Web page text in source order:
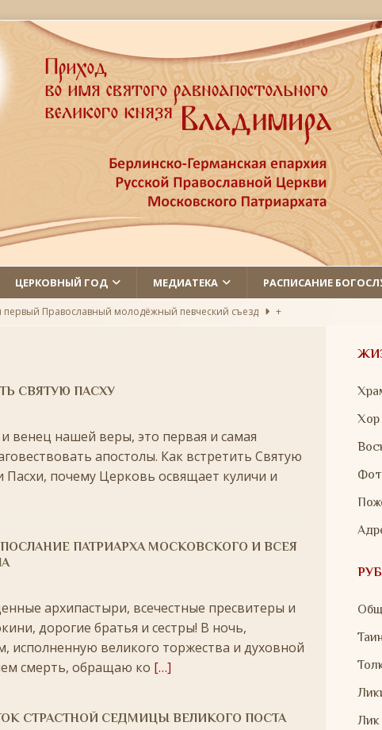
ЦЕРКОВНЫЙ ГОД МЕДИАТЕКА РАСПИСАНИЕ
Православный молодёжный певческий съезд
+
ЛИКИ СВЯТЫХ
яко Аз есмь Бог!»
ПАСХА
во Иерусалим
ВЕЛИКИЙ ПОСТ
встречи и первой разлуки.
СРЕТЕНИЕ
поста
РОЖДЕСТВЕНСКИЙ ПОСТ
воскресенье, 7 декабря 2025 года: что будет в храме?
+
СВЯТУЮ ПАСХУ
венец нашей веры, это первая и самая
апостолы. Как встретить Святую
почему Церковь освящает куличи и
ПАТРИАРХА МОСКОВСКОГО И ВСЕЯ
архипастыри, всечестные пресвитеры и
дорогие братья и сестры! В ночь,
исполненную великого торжества и духовной
смерть, обращаю ко […]
СТРАСТНОЙ СЕДМИЦЫ ВЕЛИКОГО ПОСТА
Хор
Лик